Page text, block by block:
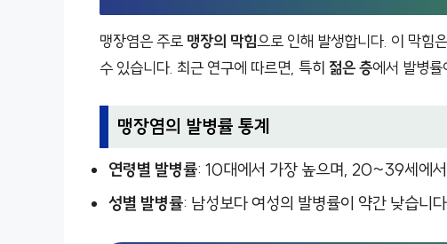
맹장염은 주로 맹장의 막힘으로 인해 발생합니다. 이 막힘은
수 있습니다. 최근 연구에 따르면, 특히 젊은 층에서 발병률
맹장염의 발병률 통계
연령별 발병률: 10대에서 가장 높으며, 20~39세에서
성별 발병률: 남성보다 여성의 발병률이 약간 낮습니